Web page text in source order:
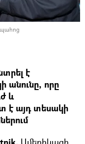
է
անունը, որը
և
է այդ տեսակի